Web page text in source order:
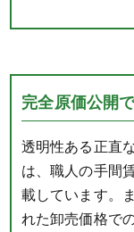
完全原価公開
透明性ある正直
は、職人の手間
載しています。
れた卸売価格で